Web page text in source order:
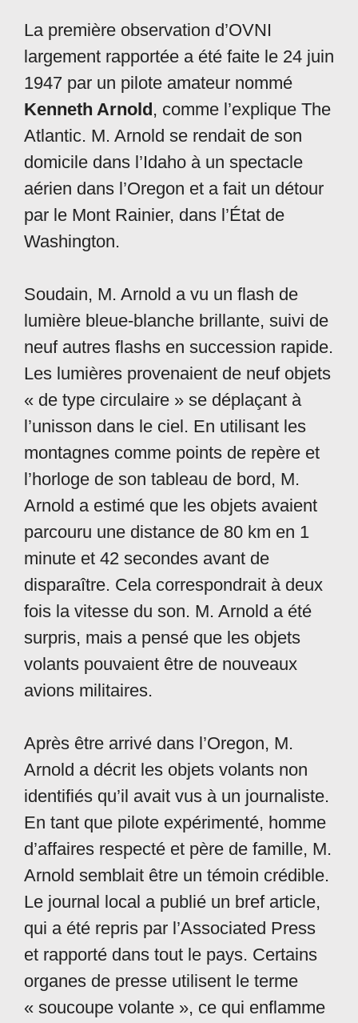
La première observation d’OVNI
largement rapportée a été faite le 24 juin
1947 par un pilote amateur nommé
Kenneth Arnold, comme l’explique The
Atlantic. M. Arnold se rendait de son
domicile dans l’Idaho à un spectacle
aérien dans l’Oregon et a fait un détour
par le Mont Rainier, dans l’État de
Washington.
Soudain, M. Arnold a vu un flash de
lumière bleue-blanche brillante, suivi de
neuf autres flashs en succession rapide.
Les lumières provenaient de neuf objets
« de type circulaire » se déplaçant à
l’unisson dans le ciel. En utilisant les
montagnes comme points de repère et
l’horloge de son tableau de bord, M.
Arnold a estimé que les objets avaient
parcouru une distance de 80 km en 1
minute et 42 secondes avant de
disparaître. Cela correspondrait à deux
fois la vitesse du son. M. Arnold a été
surpris, mais a pensé que les objets
volants pouvaient être de nouveaux
avions militaires.
Après être arrivé dans l’Oregon, M.
Arnold a décrit les objets volants non
identifiés qu’il avait vus à un journaliste.
En tant que pilote expérimenté, homme
d’affaires respecté et père de famille, M.
Arnold semblait être un témoin crédible.
Le journal local a publié un bref article,
qui a été repris par l’Associated Press
et rapporté dans tout le pays. Certains
organes de presse utilisent le terme
« soucoupe volante », ce qui enflamme